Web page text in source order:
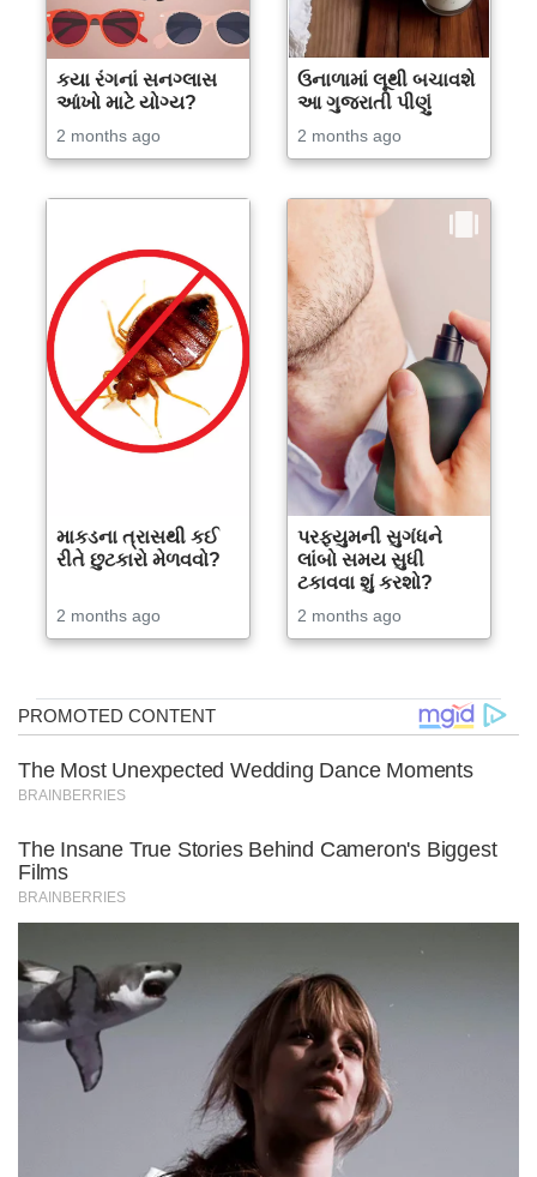
કયા રંગનાં સનગ્લાસ
આંખો માટે યોગ્ય?
2 months ago
ઉનાળામાં લૂથી બચાવશે
આ ગુજરાતી પીણું
2 months ago
માકડના ત્રાસથી કઈ
રીતે છુટકારો મેળવવો?
2 months ago
પરફ્યુમની સુગંધને
લાંબો સમય સુધી
ટકાવવા શું કરશો?
2 months ago